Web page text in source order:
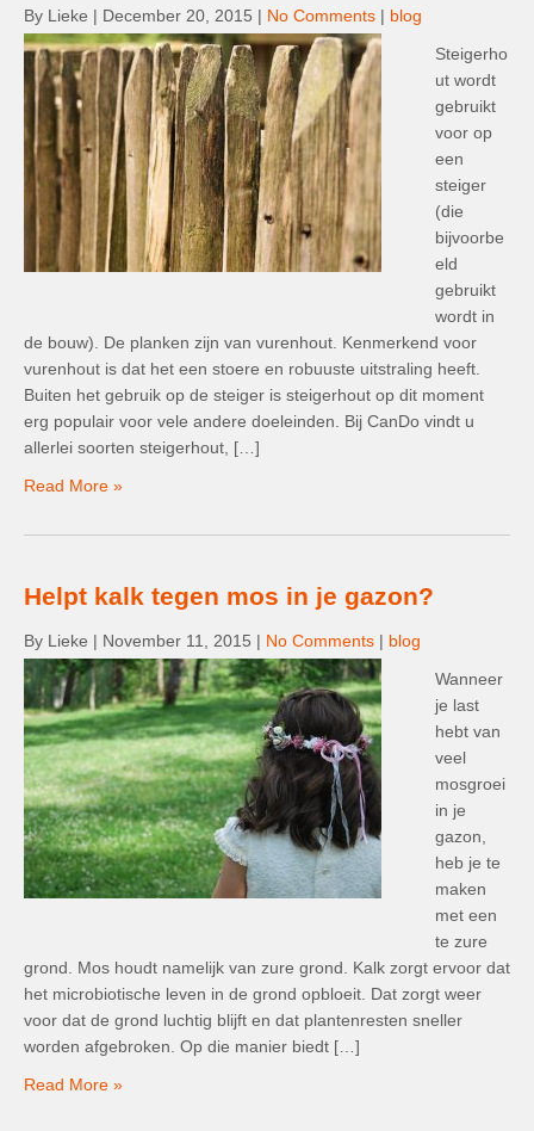
By Lieke | December 20, 2015 | No Comments | blog
Steigerho
ut wordt
gebruikt
voor op
een
steiger
(die
bijvoorbe
eld
gebruikt
wordt in
de bouw). De planken zijn van vurenhout. Kenmerkend voor
vurenhout is dat het een stoere en robuuste uitstraling heeft.
Buiten het gebruik op de steiger is steigerhout op dit moment
erg populair voor vele andere doeleinden. Bij CanDo vindt u
allerlei soorten steigerhout, […]
Read More »
Helpt kalk tegen mos in je gazon?
By Lieke | November 11, 2015 | No Comments | blog
Wanneer
je last
hebt van
veel
mosgroei
in je
gazon,
heb je te
maken
met een
te zure
grond. Mos houdt namelijk van zure grond. Kalk zorgt ervoor dat
het microbiotische leven in de grond opbloeit. Dat zorgt weer
voor dat de grond luchtig blijft en dat plantenresten sneller
worden afgebroken. Op die manier biedt […]
Read More »